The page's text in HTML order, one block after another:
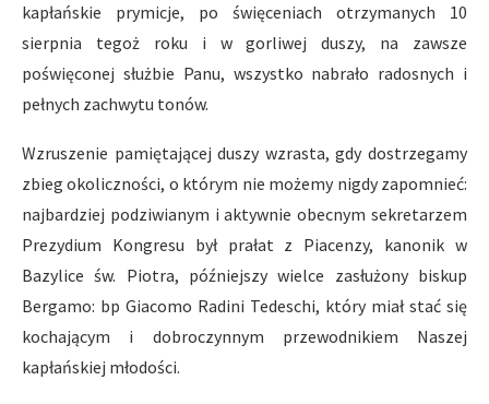
kapłańskie prymicje, po święceniach otrzymanych 10
sierpnia tegoż roku i w gorliwej duszy, na zawsze
poświęconej służbie Panu, wszystko nabrało radosnych i
pełnych zachwytu tonów.
Wzruszenie pamiętającej duszy wzrasta, gdy dostrzegamy
zbieg okoliczności, o którym nie możemy nigdy zapomnieć:
najbardziej podziwianym i aktywnie obecnym sekretarzem
Prezydium Kongresu był prałat z Piacenzy, kanonik w
Bazylice św. Piotra, późniejszy wielce zasłużony biskup
Bergamo: bp Giacomo Radini Tedeschi, który miał stać się
kochającym i dobroczynnym przewodnikiem Naszej
kapłańskiej młodości.